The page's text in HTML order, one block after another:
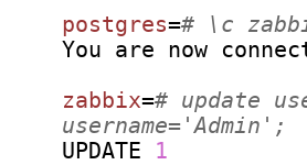
postgres=# \c
You are now
zabbix=# update
username='Admin';
UPDATE 1